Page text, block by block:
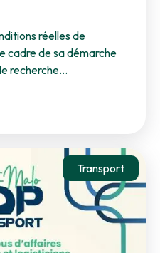
réelles de
cadre de sa démarche
recherche…
Transport